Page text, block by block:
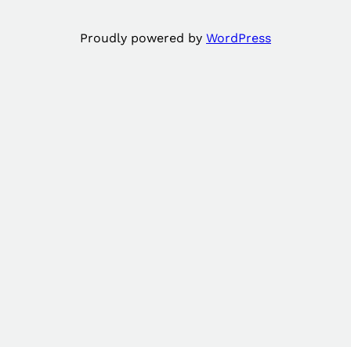
Proudly powered by WordPress